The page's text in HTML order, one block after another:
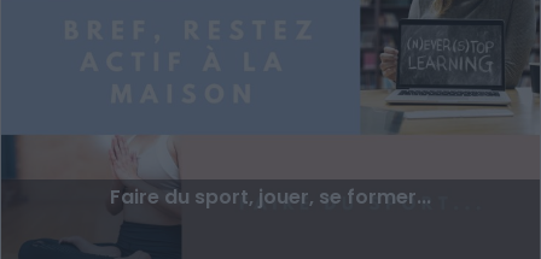
Faire du sport, jouer, se former...